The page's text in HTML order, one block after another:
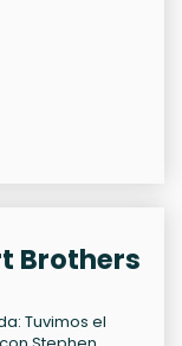
Brothers
Tuvimos el